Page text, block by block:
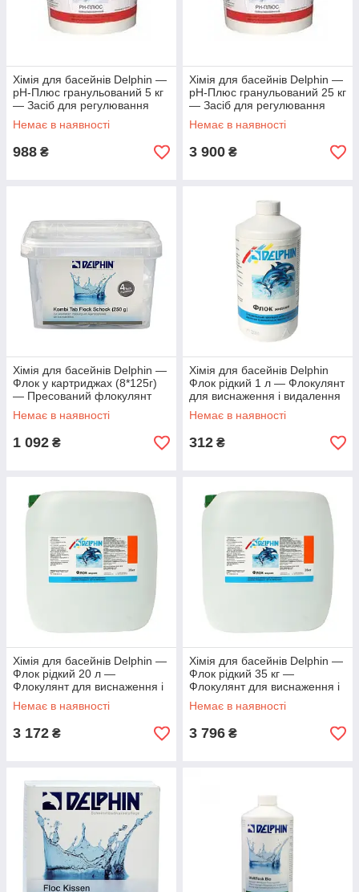
Хімія для басейнів Delphin —
рН-Плюс гранульований 5 кг
— Засіб для регулювання
кислотності води
Немає в наявності
988 ₴
Хімія для басейнів Delphin —
рН-Плюс гранульований 25 кг
— Засіб для регулювання
кислотності води
Немає в наявності
3 900 ₴
Хімія для басейнів Delphin ―
Флок у картриджах (8*125г)
— Пресований флокулянт
для поглинання та
видалення ззи
Немає в наявності
1 092 ₴
Хімія для басейнів Delphin
Флок рідкий 1 л — Флокулянт
для виснаження і видалення
зважених частинок у воді бас
Немає в наявності
312 ₴
Хімія для басейнів Delphin ―
Флок рідкий 20 л —
Флокулянт для виснаження і
видалення зважених
частинок у воді
Немає в наявності
3 172 ₴
Хімія для басейнів Delphin ―
Флок рідкий 35 кг —
Флокулянт для виснаження і
видалення зважених
частинок у воді
Немає в наявності
3 796 ₴